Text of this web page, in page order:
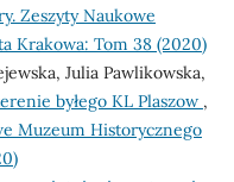
Zeszyty Naukowe
Krakowa: Tom 38 (2020)
Julia Pawlikowska,
byłego KL Plaszow ,
Muzeum Historycznego